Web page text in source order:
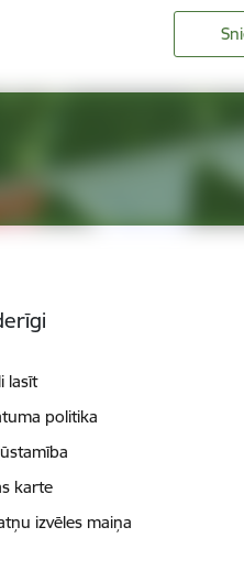
lasīt
politika
karte
izvēles maiņa